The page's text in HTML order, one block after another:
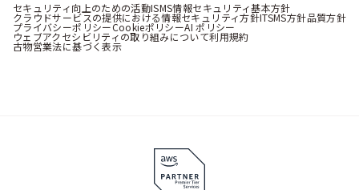
セキュリティ向上のための活動ISMS情報セキュリティ基本方針
クラウドサービスの提供における情報セキュリティ方針ITSMS方針品質方針
プライバシーポリシーCookieポリシーAI ポリシー
ウェブアクセシビリティの取り組みについて利用規約
古物営業法に基づく表示